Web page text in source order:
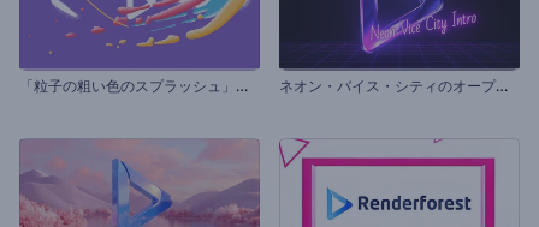
「
粒子の粗い色のスプラッシュ」ロゴ ネ
オン・バイス・シティのオープニング動画